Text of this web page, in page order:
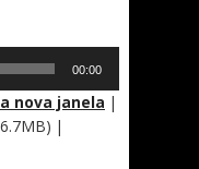
00:00
nova janela |
|